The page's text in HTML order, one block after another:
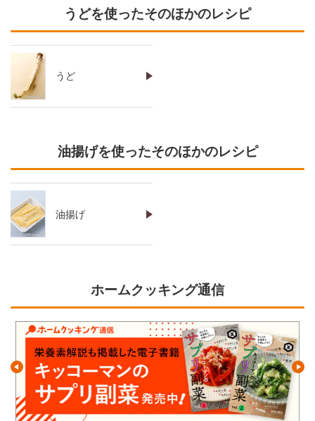
うどを使ったそのほかのレシピ
うど
油揚げを使ったそのほかのレシピ
油揚げ
ホームクッキング通信